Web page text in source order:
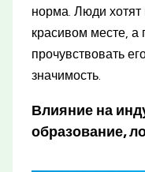
норма. Люди хотят
красивом месте,
прочувствовать
значимость.
Влияние на
образование,